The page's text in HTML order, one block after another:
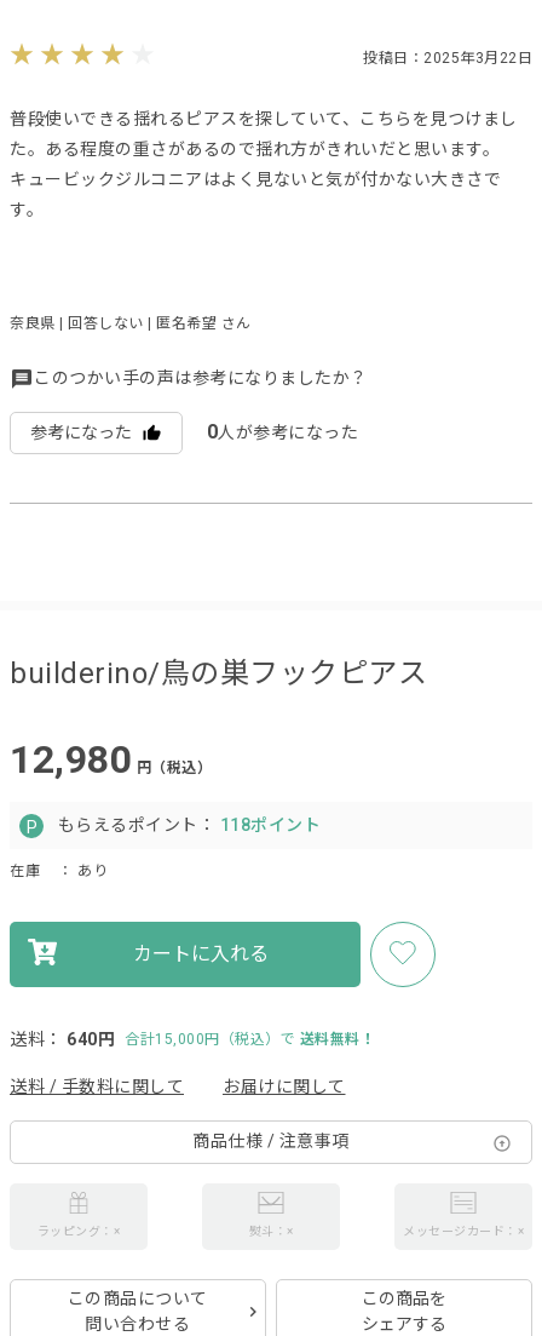
投稿日：2025年3月22日
普段使いできる揺れるピアスを探していて、こちらを見つけまし
た。ある程度の重さがあるので揺れ方がきれいだと思います。
キュービックジルコニアはよく見ないと気が付かない大きさで
す。
奈良県 | 回答しない | 匿名希望 さん
このつかい手の声は参考になりましたか？
参考になった 0人が参考になった
builderino/鳥の巣フックピアス
12,980 円（税込）
もらえるポイント： 118ポイント
在庫 ： あり
カートに入れる
送料： 640円 合計15,000円（税込）で 送料無料！
送料 / 手数料に関して お届けに関して
商品仕様 / 注意事項
ラッピング：× 熨斗：× メッセージカード：×
この商品について
問い合わせる
この商品を
シェアする